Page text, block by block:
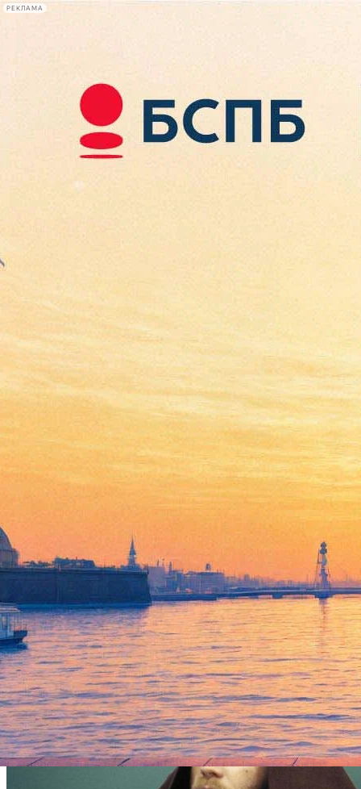
РЕКЛАМА
Сегодня:
2026.08.10
11:34
Афиша Plus
Студия «Лукасфильм» готова
снять фильм про Оби-Ван
Кеноби
Версия для печати
Еще один спин-офф «Звездных войн», возможно, в скором
времени пополнит знаменитую сагу. ЖурналистыThe
Hollywood Reporterузнали о планах студии «Лукасфильм»
снять фильм про мастера-джедая Оби-Ван Кеноби, роль
которого исполняли Юэн Макгрегор и Алек Гиннесс.